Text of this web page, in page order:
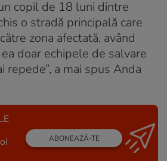
copil de 18 luni dintre
o stradă principală care
zona afectată, având
doar echipele de salvare
repede”, a mai spus Anda
ABONEAZĂ-TE